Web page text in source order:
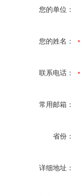
您的单位：
您的姓名：
联系电话：
常用邮箱：
省份：
详细地址：